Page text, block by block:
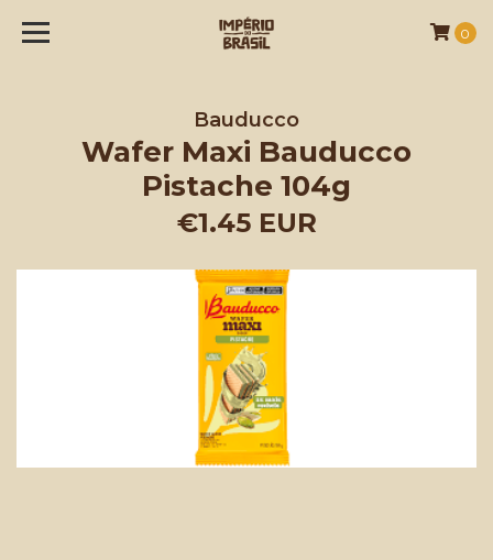
0
Bauducco
Wafer Maxi Bauducco
Pistache 104g
€1.45 EUR